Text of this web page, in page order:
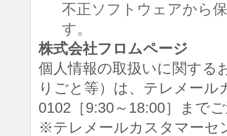
不正ソフトウェアから
す。
株式会社フロムページ
個人情報の取扱いに関する
りごと等）は、テレメー
0102［9:30～18:00］まで
※テレメールカスタマーセ